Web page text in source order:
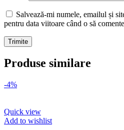
Salvează-mi numele, emailul și
pentru data viitoare când o să
Produse similare
-4%
Quick view
Add to wishlist